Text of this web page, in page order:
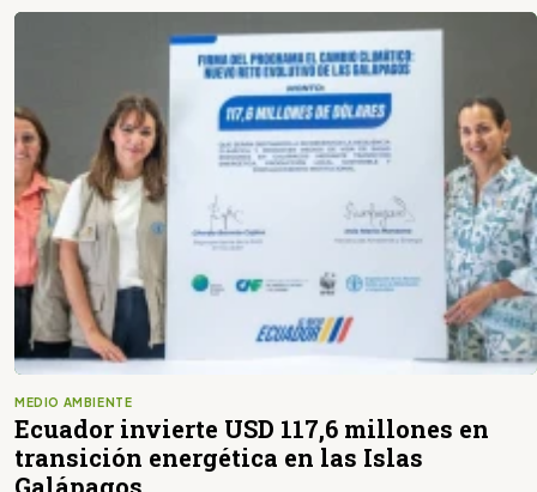
MEDIO AMBIENTE
Ecuador invierte USD 117,6 millones en
transición energética en las Islas